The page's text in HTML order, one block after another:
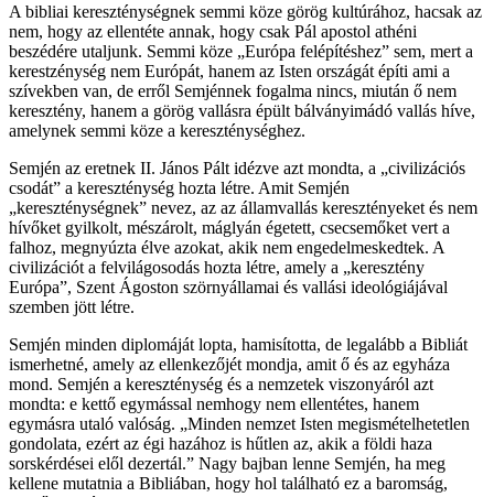
A bibliai kereszténységnek semmi köze görög kultúrához, hacsak az
nem, hogy az ellentéte annak, hogy csak Pál apostol athéni
beszédére utaljunk. Semmi köze „Európa felépítéshez” sem, mert a
kerestzénység nem Európát, hanem az Isten országát építi ami a
szívekben van, de erről Semjénnek fogalma nincs, miután ő nem
keresztény, hanem a görög vallásra épült bálványimádó vallás híve,
amelynek semmi köze a kereszténységhez.
Semjén az eretnek II. János Pált idézve azt mondta, a „civilizációs
csodát” a kereszténység hozta létre. Amit Semjén
„kereszténységnek” nevez, az az államvallás keresztényeket és nem
hívőket gyilkolt, mészárolt, máglyán égetett, csecsemőket vert a
falhoz, megnyúzta élve azokat, akik nem engedelmeskedtek. A
civilizációt a felvilágosodás hozta létre, amely a „keresztény
Európa”, Szent Ágoston szörnyállamai és vallási ideológiájával
szemben jött létre.
Semjén minden diplomáját lopta, hamisította, de legalább a Bibliát
ismerhetné, amely az ellenkezőjét mondja, amit ő és az egyháza
mond. Semjén a kereszténység és a nemzetek viszonyáról azt
mondta: e kettő egymással nemhogy nem ellentétes, hanem
egymásra utaló valóság. „Minden nemzet Isten megismételhetetlen
gondolata, ezért az égi hazához is hűtlen az, akik a földi haza
sorskérdései elől dezertál.” Nagy bajban lenne Semjén, ha meg
kellene mutatnia a Bibliában, hogy hol található ez a baromság,